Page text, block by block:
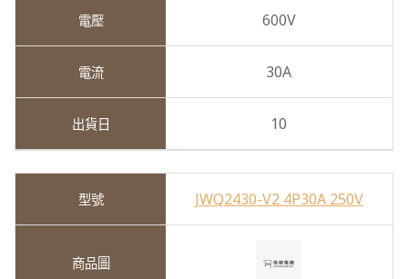
600V
30A
10
JWQ2430-V2 4P30A 250V